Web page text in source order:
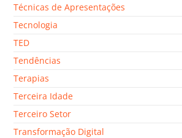
Técnicas de Apresentações
Tecnologia
TED
Tendências
Terapias
Terceira Idade
Terceiro Setor
Transformação Digital